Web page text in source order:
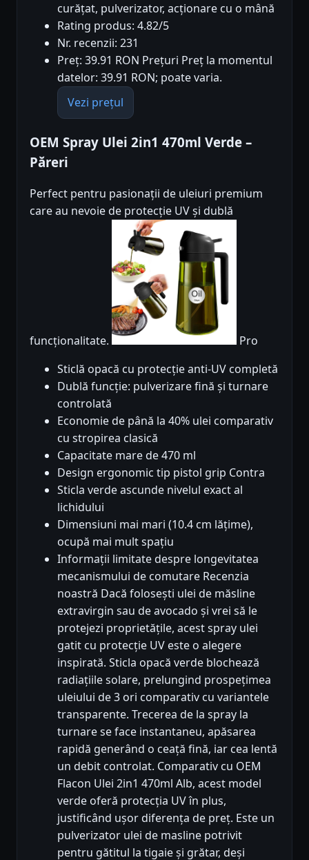
curățat, pulverizator, acționare cu o mână
Rating produs: 4.82/5
Nr. recenzii: 231
Preț: 39.91 RON Prețuri Preț la momentul
datelor: 39.91 RON; poate varia.
Vezi prețul
OEM Spray Ulei 2in1 470ml Verde –
Păreri
Perfect pentru pasionații de uleiuri premium
care au nevoie de protecție UV și dublă
funcționalitate.
Pro
Sticlă opacă cu protecție anti-UV completă
Dublă funcție: pulverizare fină și turnare
controlată
Economie de până la 40% ulei comparativ
cu stropirea clasică
Capacitate mare de 470 ml
Design ergonomic tip pistol grip Contra
Sticla verde ascunde nivelul exact al
lichidului
Dimensiuni mai mari (10.4 cm lățime),
ocupă mai mult spațiu
Informații limitate despre longevitatea
mecanismului de comutare Recenzia
noastră Dacă folosești ulei de măsline
extravirgin sau de avocado și vrei să le
protejezi proprietățile, acest spray ulei
gatit cu protecție UV este o alegere
inspirată. Sticla opacă verde blochează
radiațiile solare, prelungind prospețimea
uleiului de 3 ori comparativ cu variantele
transparente. Trecerea de la spray la
turnare se face instantaneu, apăsarea
rapidă generând o ceață fină, iar cea lentă
un debit controlat. Comparativ cu OEM
Flacon Ulei 2in1 470ml Alb, acest model
verde oferă protecția UV în plus,
justificând ușor diferența de preț. Este un
pulverizator ulei de masline potrivit
pentru gătitul la tigaie și grătar, deși